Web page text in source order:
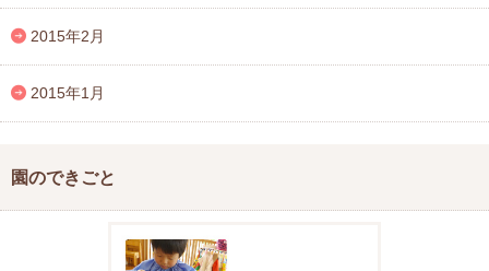
2015年2月
2015年1月
園のできごと